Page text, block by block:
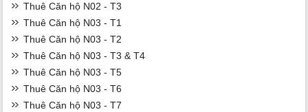
Thuê Căn hộ N02 - T3
Thuê Căn hộ N03 - T1
Thuê Căn hộ N03 - T2
Thuê Căn hộ N03 - T3 & T4
Thuê Căn hộ N03 - T5
Thuê Căn hộ N03 - T6
Thuê Căn hộ N03 - T7